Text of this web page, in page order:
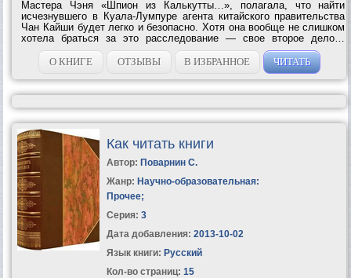
Мастера Чэня «Шпион из Калькутты…», полагала, что найти
исчезнувшего в Куала-Лумпуре агента китайского правительства
Чан Кайши будет легко и безопасно. Хотя она вообще не слишком
хотела браться за это расследование — свое второе дело…
Мысли и чувства Амалии заняты другим. Она влюблена —
грустит, потому что не знает,...
О КНИГЕ ОТЗЫВЫ В ИЗБРАННОЕ ЧИТАТЬ
Как читать книги
Автор: Поварнин С.
Жанр: Научно-образовательная:
Прочее;
Серия: 3
Дата добавления: 2013-10-02
Язык книги: Русский
Кол-во страниц: 15